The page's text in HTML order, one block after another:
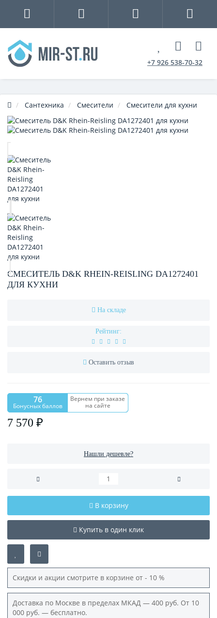
+7 926 538-70-32
Сантехника Смесители Смесители для кухни
СМЕСИТЕЛЬ D&K RHEIN-REISLING DA1272401
ДЛЯ КУХНИ
На складе
Рейтинг:
Оставить отзыв
76
Бонусных баллов
Вернем при заказе
на сайте
7 570 ₽
Нашли дешевле?
В корзину
Купить в один клик
Скидки и акции смотрите в корзине от - 10 %
Доставка по Москве в пределах МКАД — 400 руб. От 10
000 руб. — бесплатно.